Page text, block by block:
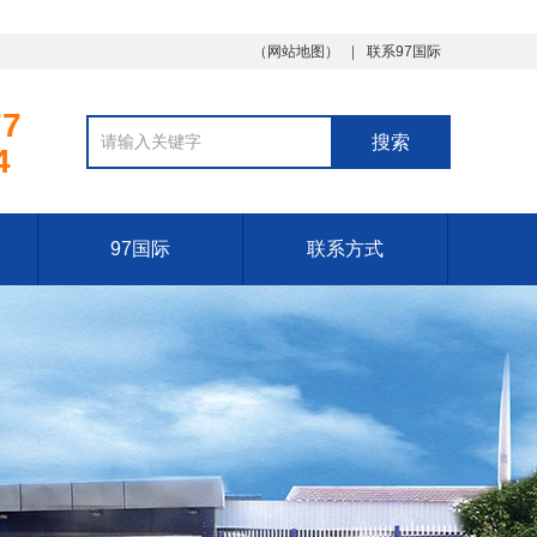
（ 网站地图 ） 联系97国际
97国际 联系方式